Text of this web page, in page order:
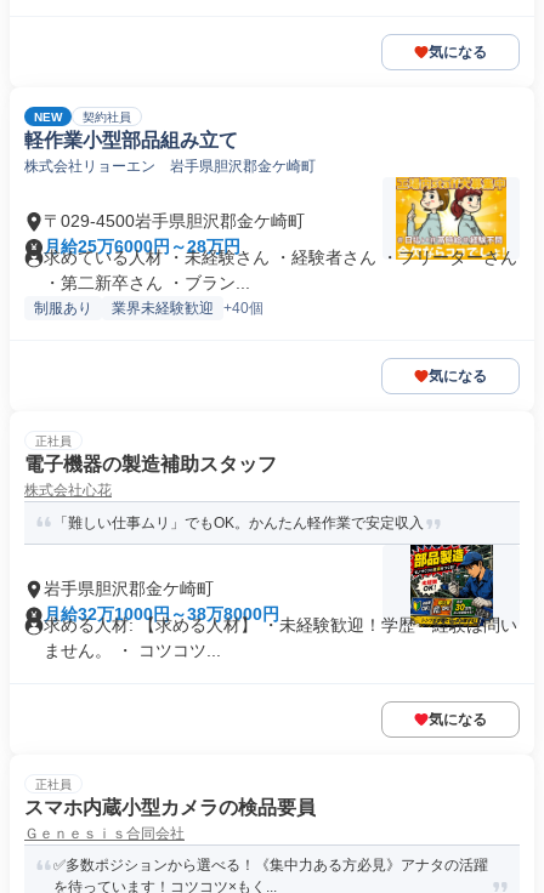
気になる
NEW 契約社員
軽作業小型部品組み立て
株式会社リョーエン 岩手県胆沢郡金ケ崎町
〒029-4500岩手県胆沢郡金ケ崎町
月給25万6000円～28万円
求めている人材 ・未経験さん ・経験者さん ・フリーターさん
・第二新卒さん ・ブラン...
制服あり 業界未経験歓迎 +40個
気になる
正社員
電子機器の製造補助スタッフ
株式会社心花
「難しい仕事ムリ」でもOK。かんたん軽作業で安定収入
岩手県胆沢郡金ケ崎町
月給32万1000円～38万8000円
求める人材: 【求める人材】 ・未経験歓迎！学歴・経験は問い
ません。 ・ コツコツ...
気になる
正社員
スマホ内蔵小型カメラの検品要員
Ｇｅｎｅｓｉｓ合同会社
✅多数ポジションから選べる！《集中力ある方必見》アナタの活躍
を待っています！コツコツ×もく...